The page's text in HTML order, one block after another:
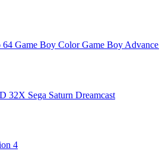
64 Game Boy ColorGame Boy Advance
32X Sega Saturn Dreamcast
4